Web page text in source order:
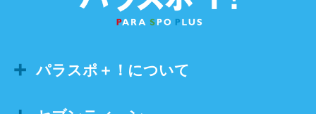
パラスポ＋！について